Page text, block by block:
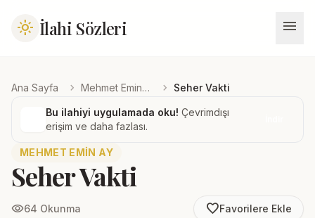
light_mode İlahi Sözleri menu
Ana Sayfa chevron_right Mehmet Emin Ay chevron_right Seher Vakti
Bu ilahiyi uygulamada oku! Çevrimdışı
erişim ve daha fazlası.
MEHMET EMIN AY
Seher Vakti
visibility64 Okunma favorite_borderFavorilere Ekle